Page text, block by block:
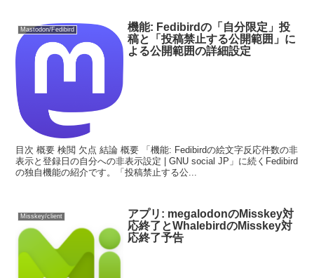
Mastodon/Fedibird
機能: Fedibirdの「自分限定」投
稿と「投稿禁止する公開範囲」に
よる公開範囲の詳細設定
目次 概要 検閲 欠点 結論 概要 「機能: Fedibirdの絵文字反応件数の非
表示と登録日の自分への非表示設定 | GNU social JP」に続くFedibird
の独自機能の紹介です。「投稿禁止する公...
Misskey/client
アプリ: megalodonのMisskey対
応終了とWhalebirdのMisskey対
応終了予告